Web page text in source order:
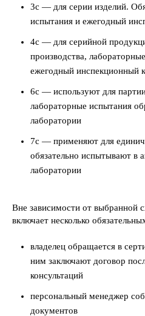
3с — для серии изделий.
испытания и ежегодный
4с — для серийной
производства,
ежегодный инспекционный
6с — используют для
лабораторные испытания
лаборатории
7с — применяют для
обязательно испытывают в
лаборатории
Вне зависимости от выбранной
включает несколько
владелец обращается в
ним заключают договор
консультаций
персональный менеджер
документов